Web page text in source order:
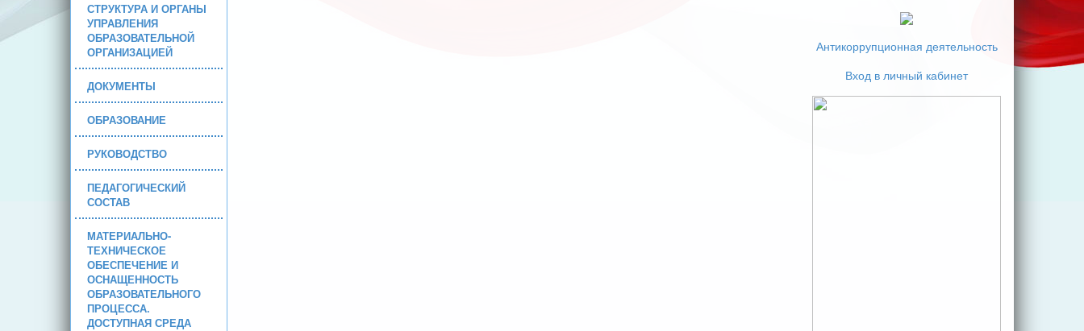
СТРУКТУРА И ОРГАНЫ
УПРАВЛЕНИЯ
ОБРАЗОВАТЕЛЬНОЙ
ОРГАНИЗАЦИЕЙ
ДОКУМЕНТЫ
ОБРАЗОВАНИЕ
РУКОВОДСТВО
ПЕДАГОГИЧЕСКИЙ
СОСТАВ
МАТЕРИАЛЬНО-
ТЕХНИЧЕСКОЕ
ОБЕСПЕЧЕНИЕ И
ОСНАЩЕННОСТЬ
ОБРАЗОВАТЕЛЬНОГО
ПРОЦЕССА.
ДОСТУПНАЯ СРЕДА
Антикоррупционная деятельность
Вход в личный кабинет